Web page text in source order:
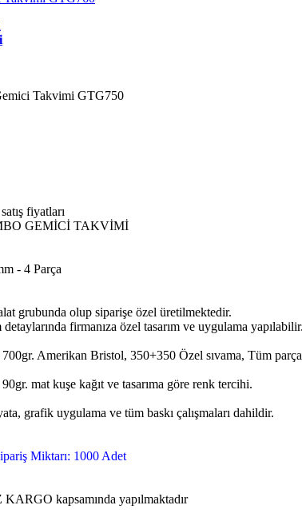
fiyatları
GEMİCİ TAKVİMİ
- 4 Parça
grubunda olup siparişe özel üretilmektedir.
firmanıza özel tasarım ve uygulama yapılabilir.
700gr. Amerikan Bristol, 350+350 Özel sıvama, Tüm
90gr. mat kuşe kağıt ve tasarıma göre renk tercihi.
grafik uygulama ve tüm baskı çalışmaları dahildir.
Miktarı: 1000 Adet
kapsamında yapılmaktadır